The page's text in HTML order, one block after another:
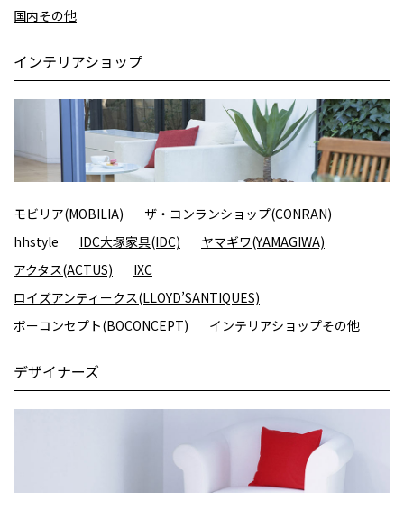
国内その他
インテリアショップ
モビリア(MOBILIA)
ザ・コンランショップ(CONRAN)
hhstyle
IDC大塚家具(IDC)
ヤマギワ(YAMAGIWA)
アクタス(ACTUS)
IXC
ロイズアンティークス(LLOYD’SANTIQUES)
ボーコンセプト(BOCONCEPT)
インテリアショップその他
デザイナーズ